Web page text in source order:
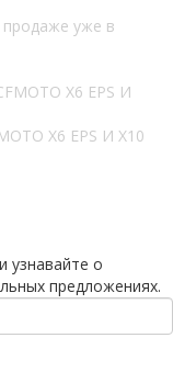
уже в
X6 EPS И X10
узнавайте о
предложениях.